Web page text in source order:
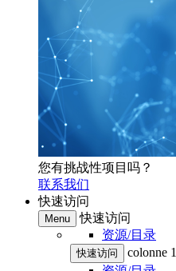
您有挑战性项目吗？
联系我们
快速访问
Menu
快速访问
资源/目录
快速访问
colonne 1